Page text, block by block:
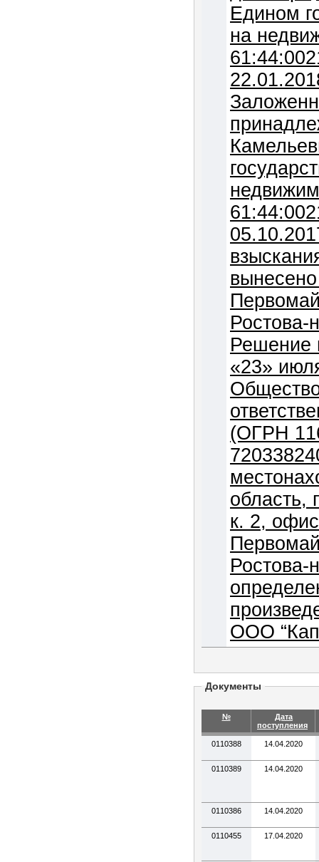
Едином
на
Камельевне (запись
Решение
«23»
(ОГРН
область,
к. 2,
Ростова-
ООО
Документы
№
Дата
поступления
0110388 14.04.2020
0110389 14.04.2020
0110386 14.04.2020
0110455 17.04.2020